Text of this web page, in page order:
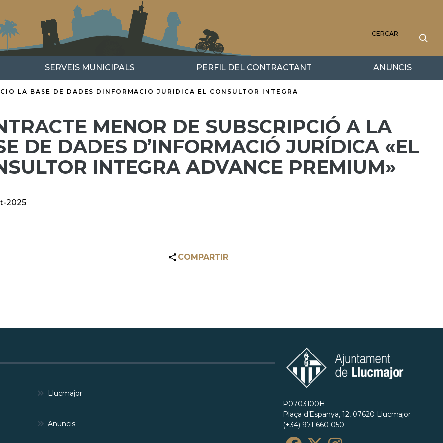
SERVEIS MUNICIPALS PERFIL DEL CONTRACTANT ANUNCIS
LA BASE DE DADES DINFORMACIO JURIDICA EL CONSULTOR INTEGRA
MENOR DE SUBSCRIPCIÓ A LA
DE DADES D’INFORMACIÓ JURÍDICA «EL
INTEGRA ADVANCE PREMIUM»
2025
COMPARTIR
Llucmajor
Anuncis
P0703100H
Plaça d’Espanya, 12, 07620 Llucmajor
(+34) 971 660 050